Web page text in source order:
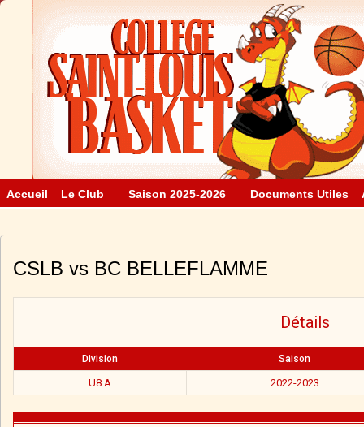
Accueil Le Club Saison 2025-2026 Documents Utiles
CSLB vs BC BELLEFLAMME
Détails
Division Saison
U8 A 2022-2023